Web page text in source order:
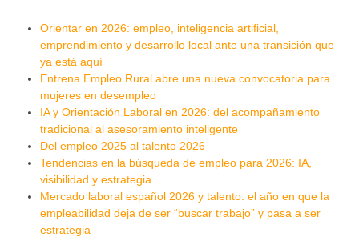
Orientar en 2026: empleo, inteligencia artificial,
emprendimiento y desarrollo local ante una transición que
ya está aquí
Entrena Empleo Rural abre una nueva convocatoria para
mujeres en desempleo
IA y Orientación Laboral en 2026: del acompañamiento
tradicional al asesoramiento inteligente
Del empleo 2025 al talento 2026
Tendencias en la búsqueda de empleo para 2026: IA,
visibilidad y estrategia
Mercado laboral español 2026 y talento: el año en que la
empleabilidad deja de ser “buscar trabajo” y pasa a ser
estrategia